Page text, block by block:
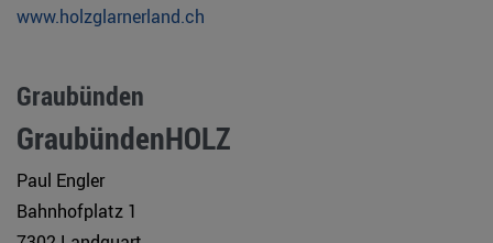
www.holzglarnerland.ch
Graubünden
GraubündenHOLZ
Paul Engler
Bahnhofplatz 1